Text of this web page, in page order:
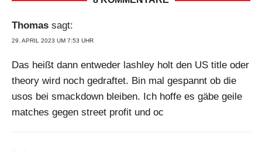
Thomas sagt:
29. APRIL 2023 UM 7:53 UHR
Das heißt dann entweder lashley holt den US title oder
theory wird noch gedraftet. Bin mal gespannt ob die
usos bei smackdown bleiben. Ich hoffe es gäbe geile
matches gegen street profit und oc